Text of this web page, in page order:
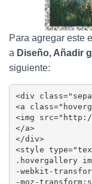
Para agregar este
a Diseño, Añadir
siguiente:
<div
<a
<img
</a>
</div>
<style
.hovergallery
-webkit-
-moz-